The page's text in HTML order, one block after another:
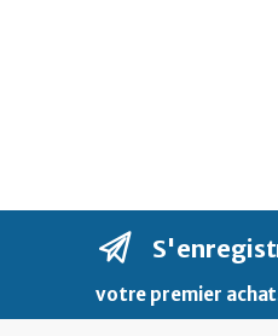
votre premier achat